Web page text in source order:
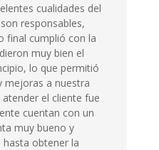
cualidades del
responsables,
final cumplió con la
muy bien el
lo que permitió
mejoras a nuestra
atender el cliente fue
cuentan con un
muy bueno y
obtener la